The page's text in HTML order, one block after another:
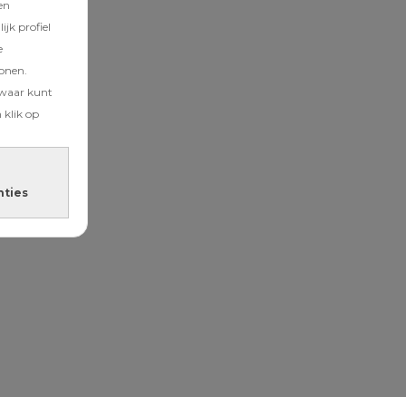
profiel
kunt
klik op